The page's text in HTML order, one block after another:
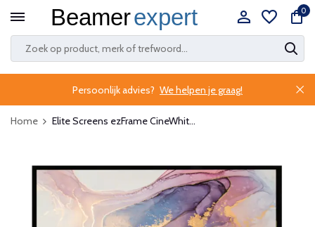
0
Persoonlijk advies? We helpen je graag!
Home Elite Screens ezFrame CineWhit...